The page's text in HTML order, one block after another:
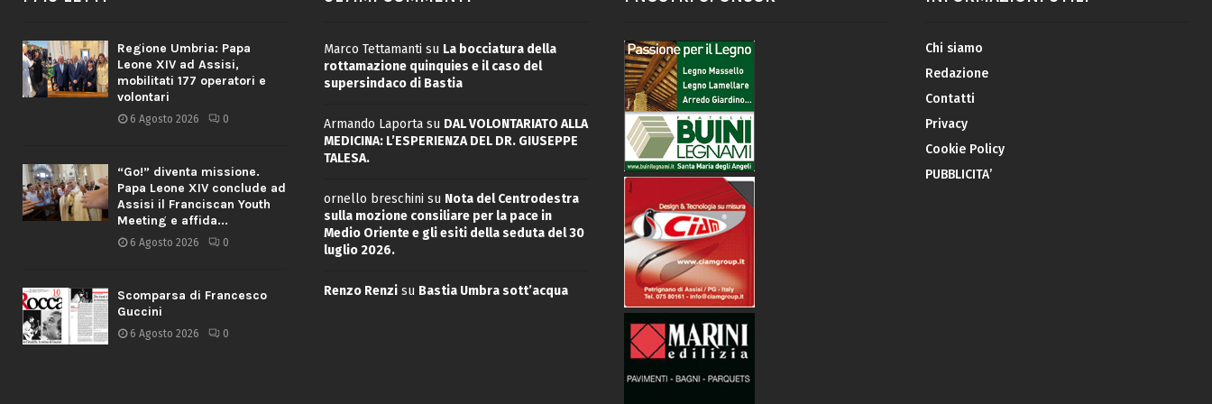
Regione Umbria: Papa
Leone XIV ad Assisi,
mobilitati 177 operatori e
volontari
6 Agosto 2026 0
“Go!” diventa missione.
Papa Leone XIV conclude ad
Assisi il Franciscan Youth
Meeting e affida...
6 Agosto 2026 0
Scomparsa di Francesco
Guccini
6 Agosto 2026 0
Marco Tettamanti su La bocciatura della
rottamazione quinquies e il caso del
supersindaco di Bastia
Armando Laportasu DAL VOLONTARIATO ALLA
MEDICINA: L’ESPERIENZA DEL DR. GIUSEPPE
TALESA.
ornello breschini su Nota del Centrodestra
sulla mozione consiliare per la pace in
Medio Oriente e gli esiti della seduta del 30
luglio 2026.
Renzo Renzisu Bastia Umbra sott’acqua
Chi siamo
Redazione
Contatti
Privacy
Cookie Policy
PUBBLICITA’